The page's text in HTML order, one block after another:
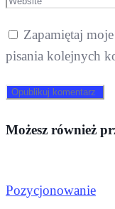
Zapamiętaj
pisania kolejnych
Możesz również
Pozycjonowanie